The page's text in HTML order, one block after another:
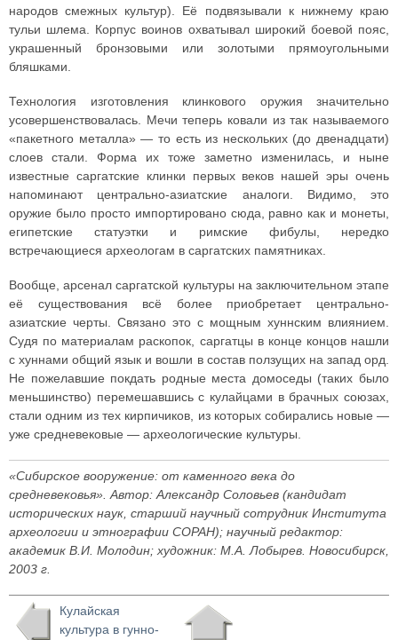
народов смежных культур). Её подвязывали к нижнему краю
тульи шлема. Корпус воинов охватывал широкий боевой пояс,
украшенный бронзовыми или золотыми прямоугольными
бляшками.
Технология изготовления клинкового оружия значительно
усовершенствовалась. Мечи теперь ковали из так называемого
«пакетного металла» — то есть из нескольких (до двенадцати)
слоев стали. Форма их тоже заметно изменилась, и ныне
известные саргатские клинки первых веков нашей эры очень
напоминают центрально-азиатские аналоги. Видимо, это
оружие было просто импортировано сюда, равно как и монеты,
египетские статуэтки и римские фибулы, нередко
встречающиеся археологам в саргатских памятниках.
Вообще, арсенал саргатской культуры на заключительном этапе
её существования всё более приобретает центрально-
азиатские черты. Связано это с мощным хуннским влиянием.
Судя по материалам раскопок, саргатцы в конце концов нашли
с хуннами общий язык и вошли в состав ползущих на запад орд.
Не пожелавшие покдать родные места домоседы (таких было
меньшинство) перемешавшись с кулайцами в брачных союзах,
стали одним из тех кирпичиков, из которых собирались новые —
уже средневековые — археологические культуры.
«Сибирское вооружение: от каменного века до
средневековья». Автор: Александр Соловьев (кандидат
исторических наук, старший научный сотрудник Института
археологии и этнографии СОРАН); научный редактор:
академик В.И. Молодин; художник: М.А. Лобырев. Новосибирск,
2003 г.
Кулайская
культура в гунно-